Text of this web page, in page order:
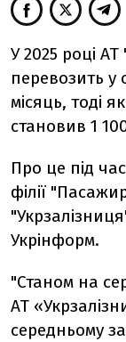
У 2025 році
перевозить у
місяць, тоді
становив 1
Про це під
філії
Укрінформ.
"Станом на
АТ
середньому